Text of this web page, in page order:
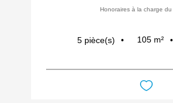
Honoraires à la charge
5 pièce(s) 105 m²